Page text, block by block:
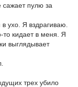
пулю за
ухо. Я вздрагиваю.
то кидает в меня. Я
выглядывает
трех убило